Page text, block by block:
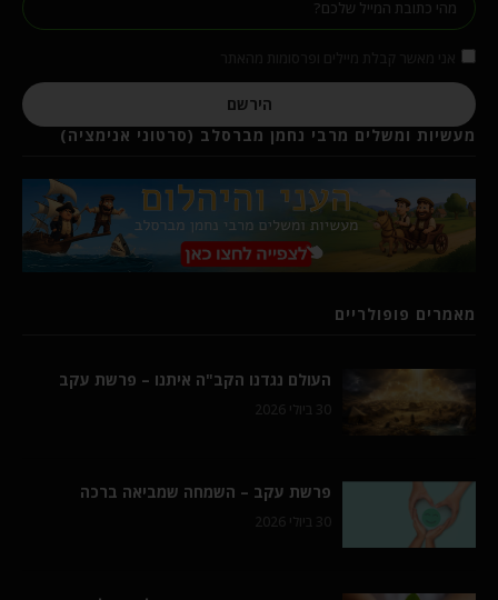
הירשם
מעשיות ומשלים מרבי נחמן מברסלב (סרטוני אנימציה)
מאמרים פופולריים
העולם נגדנו הקב"ה איתנו – פרשת עקב
30 ביולי 2026
פרשת עקב – השמחה שמביאה ברכה
30 ביולי 2026